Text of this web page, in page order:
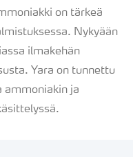
on tärkeä
Nykyään
ilmakehän
Yara on tunnettu
ammoniakin ja